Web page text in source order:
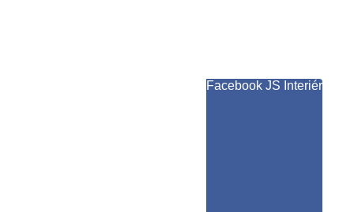
Facebook JS Interiér